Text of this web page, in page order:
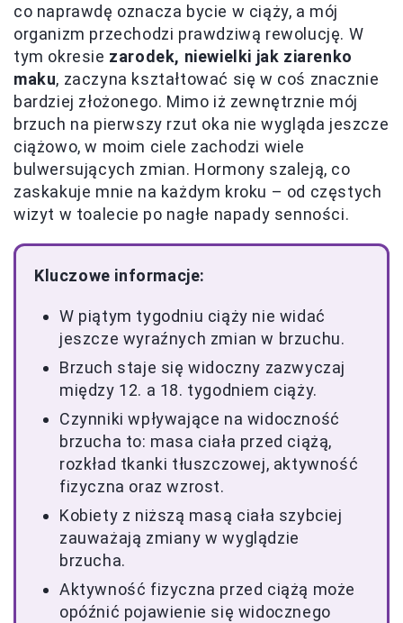
co naprawdę oznacza bycie w ciąży, a mój
organizm przechodzi prawdziwą rewolucję. W
tym okresie zarodek, niewielki jak ziarenko
maku, zaczyna kształtować się w coś znacznie
bardziej złożonego. Mimo iż zewnętrznie mój
brzuch na pierwszy rzut oka nie wygląda jeszcze
ciążowo, w moim ciele zachodzi wiele
bulwersujących zmian. Hormony szaleją, co
zaskakuje mnie na każdym kroku – od częstych
wizyt w toalecie po nagłe napady senności.
Kluczowe informacje:
W piątym tygodniu ciąży nie widać
jeszcze wyraźnych zmian w brzuchu.
Brzuch staje się widoczny zazwyczaj
między 12. a 18. tygodniem ciąży.
Czynniki wpływające na widoczność
brzucha to: masa ciała przed ciążą,
rozkład tkanki tłuszczowej, aktywność
fizyczna oraz wzrost.
Kobiety z niższą masą ciała szybciej
zauważają zmiany w wyglądzie
brzucha.
Aktywność fizyczna przed ciążą może
opóźnić pojawienie się widocznego